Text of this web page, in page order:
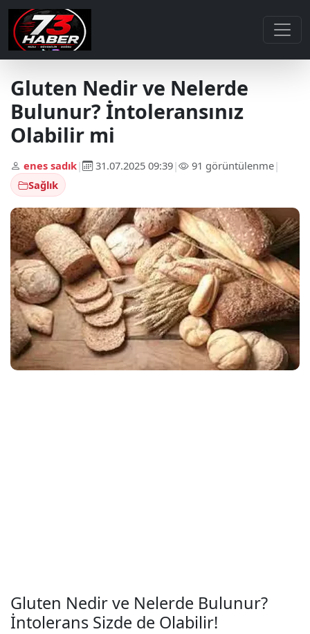
Gluten Nedir ve Nelerde
Bulunur? İntoleransınız
Olabilir mi
enes sadık| 31.07.2025 09:39| 91 görüntülenme|
Sağlık
Gluten Nedir ve Nelerde Bulunur?
İntolerans Sizde de Olabilir!